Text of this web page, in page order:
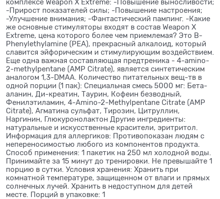
комплексе Weapon X Extreme: -Повышение выносливости;
-Прирост показателей силы; -Повышение настроения;
-Улучшение внимания; -Фантастический пампинг. -Какие
же основные стимуляторы входят в состав Weapon X
Extreme, цена которого более чем приемлемая? Это B-
Phenylethylamine (PEA), прекрасный алкалоид, который
славится эйфорическим и стимулирующим воздействием.
Еще одна важная составляющая предтреника - 4-amino-
2-methylpentane (AMP Citrate), является синтетическим
аналогом 1,3-DMAA. Количество питательных вещ-тв в
одной порции (1 пак): Специальная смесь 5000 мг: Бета-
аланин, Ди-креатин, Таурин, Кофеин безводный,
Фенилэтиламин, 4-Amino-2-Methylpentane Citrate (AMP
Citrate), Агматина сульфат, Тирозин, Цитруллин,
Наргинин, Глюкуронолактон Другие ингредиенты:
натуральные и искусственные красители, эритритол.
Информация для аллергиков: Противопоказан людям с
непереносимостью любого из компонентов продукта.
Способ применения: 1 пакетик на 250 мл холодной воды.
Принимайте за 15 минут до тренировки. Не превышайте 1
порцию в сутки. Условия хранения: Хранить при
комнатной температуре, защищенном от влаги и прямых
солнечных лучей. Хранить в недоступном для детей
месте. Порций в упаковке: 1